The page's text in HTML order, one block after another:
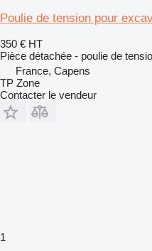
Poulie de tension pour
350 € HT
Pièce détachée - poulie de
France, Capens
TP Zone
Contacter le vendeur
1